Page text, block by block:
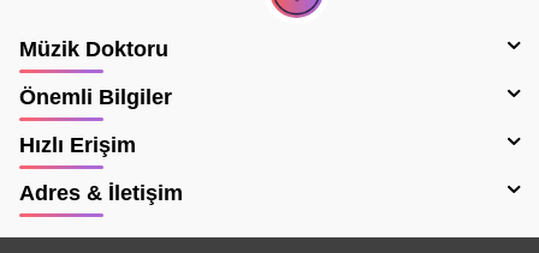
Müzik Doktoru
Önemli Bilgiler
Hızlı Erişim
Adres & İletişim